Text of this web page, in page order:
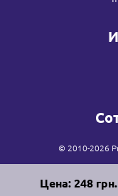
Цена:248грн.
© 2010-2026